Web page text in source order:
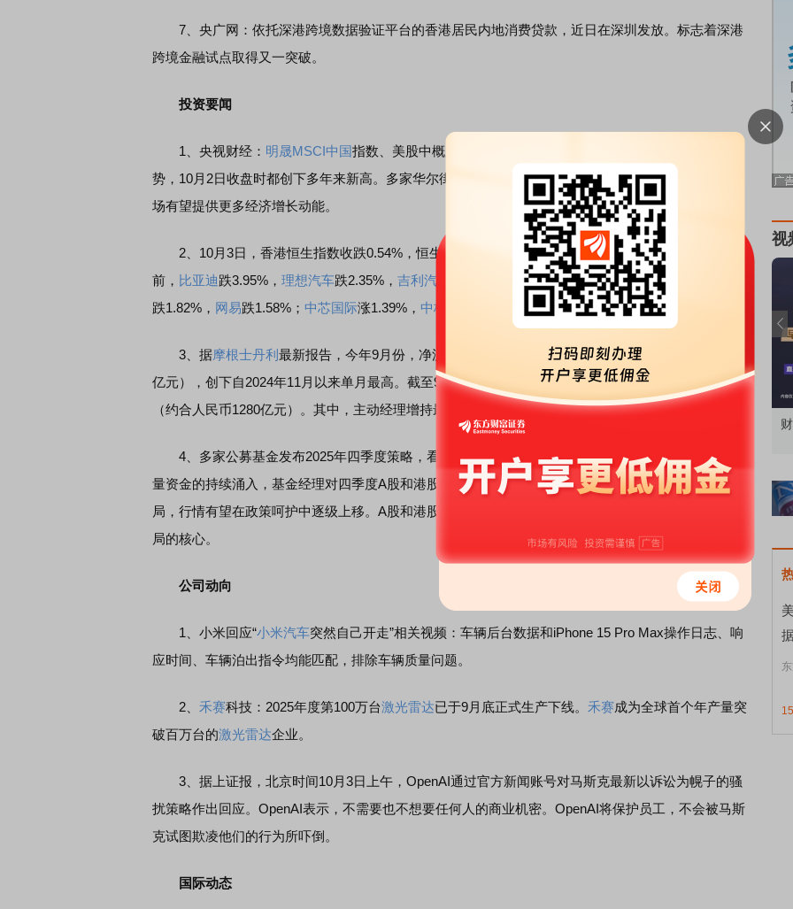
7、央广网：依托深港跨境数据验证平台的香港居民内地消费贷款，近日在深圳发放。标志着深港
跨境金融试点取得又一突破。
投资要闻
1、央视财经： 明晟MSCI中国指数、美股中概股股指等中国主要离岸股票指数在国庆期间延续涨
势，10月2日收盘时都创下多年来新高。多家华尔街金融机构指出，随着美联储开启降息周期，新兴市
场有望提供更多经济增长动能。
2、10月3日，香港恒生指数收跌0.54%，恒生科技指数收跌0.9%。个股方面， 新能源
前， 比亚迪跌3.95%， 理想汽车跌2.35%， 吉利汽车 跌1.87%；明星科技股普跌，小米跌1.43%，
跌1.82%， 网易跌1.58%； 中芯国际涨1.39%， 中核国际 涨21.3%。
3、据摩根士丹利 最新报告，今年9月份，净流入中国股市的外资反弹至46亿美元（约合人民币327
亿元），创下自2024年11月以来单月最高。截至9月30日，年内外资被动型基金累计流入180亿美元
（约合人民币1280亿元）。其中，主动经理增持最多的是
半导体等板块。
4、多家公募基金发布2025年四季度策略，看好赚钱效应持续演绎。基于居民存款搬家以及海外增
量资金的持续涌入，基金经理对四季度A股和港股市场行情给予乐观判断，预期市场延续震荡抬升格
局，行情有望在政策呵护中逐级上移。A股和港股的科技股、新消费、互联网、
局的核心。
公司动向
1、小米回应“小米汽车突然自己开走”相关视频：车辆后台数据和iPhone 15 Pro Max操作日志、响
应时间、车辆泊出指令均能匹配，排除车辆质量问题。
2、 禾赛科技：2025年度第100万台激光雷达已于9月底正式生产下线。 禾赛成为全球首个年产量突
破百万台的激光雷达企业。
3、据上证报，北京时间10月3日上午，OpenAI通过官方新闻账号对马斯克最新以诉讼为幌子的骚
扰策略作出回应。OpenAI表示，不需要也不想要任何人的商业机密。OpenAI将保护员工，不会被马斯
克试图欺凌他们的行为所吓倒。
国际动态
视
财经早知道：涨跌互现，科技略强